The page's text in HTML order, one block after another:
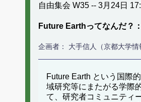
自由集会 W35 -- 3月24日
Future Earthってなんだ？
企画者： 大手信人（京都大学情
Future Earth という国際
域研究等にまたがる学際
て、研究者コミュニティ